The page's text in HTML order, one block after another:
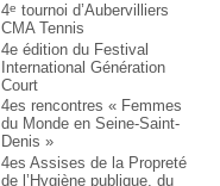
4e tournoi d’Aubervilliers
CMA Tennis
4e édition du Festival
International Génération
Court
4es rencontres « Femmes
du Monde en Seine-Saint-
Denis »
4es Assises de la Propreté
de l’Hygiène publique, du